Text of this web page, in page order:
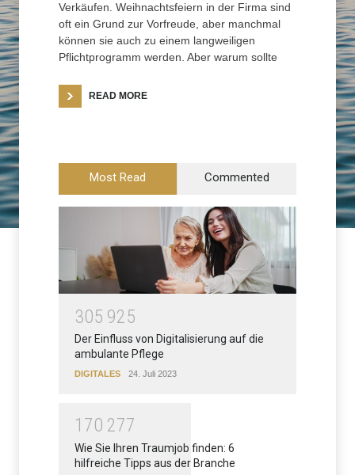
Verkäufen. Weihnachtsfeiern in der Firma sind
oft ein Grund zur Vorfreude, aber manchmal
können sie auch zu einem langweiligen
Pflichtprogramm werden. Aber warum sollte
READ MORE
Most Read Commented
305 925
Der Einfluss von Digitalisierung auf die
ambulante Pflege
DIGITALES 24. Juli 2023
1 70 277
Wie Sie Ihren Traumjob finden: 6
hilfreiche Tipps aus der Branche